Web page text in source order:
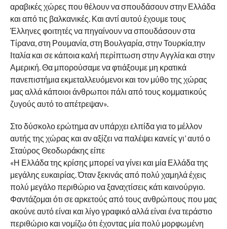
αραβικές χώρες που θέλουν να σπουδάσουν στην Ελλάδα
και από τις βαλκανικές. Και αντί αυτού έχουμε τους
Έλληνες φοιτητές να πηγαίνουν να σπουδάσουν στα
Τίρανα, στη Ρουμανία, στη Βουλγαρία, στην Τουρκία,την
Ιταλία και σε κάποια καλή περίπτωση στην Αγγλία και στην
Αμερική. Θα μπορούσαμε να φτιάξουμε μη κρατικά
πανεπιστήμια εκμεταλλευόμενοι και τον μύθο της χώρας
μας αλλά κάποιοι άνθρωποι πάλι από τους κομματικούς
ζυγούς αυτό το απέτρεψαν».
Στο δύσκολο ερώτημα αν υπάρχει ελπίδα για το μέλλον
αυτής της χώρας και αν αξίζει να παλέψει κανείς γι’ αυτό ο
Σταύρος Θεοδωράκης είπε
«Η Ελλάδα της κρίσης μπορεί να γίνει και μία Ελλάδα της
μεγάλης ευκαιρίας. Όταν ξεκινάς από πολύ χαμηλά έχεις
πολύ μεγάλο περιθώριο να ξαναχτίσεις κάτι καινούργιο.
Φαντάζομαι ότι σε αρκετούς από τους ανθρώπους που μας
ακούνε αυτό είναι και λίγο γραφικό αλλά είναι ένα τεράστιο
περιθώριο και νομίζω ότι έχοντας μία πολύ μορφωμένη